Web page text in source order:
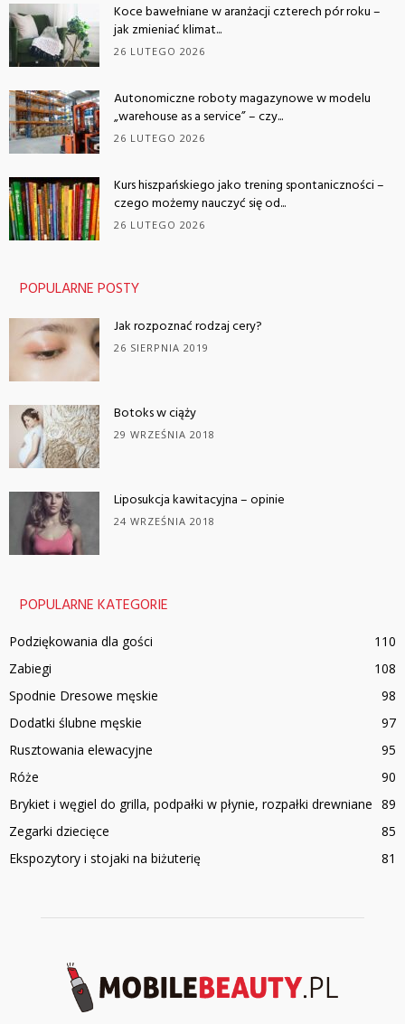
Koce bawełniane w aranżacji czterech pór roku –
jak zmieniać klimat...
26 LUTEGO 2026
Autonomiczne roboty magazynowe w modelu
„warehouse as a service” – czy...
26 LUTEGO 2026
Kurs hiszpańskiego jako trening spontaniczności –
czego możemy nauczyć się od...
26 LUTEGO 2026
POPULARNE POSTY
Jak rozpoznać rodzaj cery?
26 SIERPNIA 2019
Botoks w ciąży
29 WRZEŚNIA 2018
Liposukcja kawitacyjna – opinie
24 WRZEŚNIA 2018
POPULARNE KATEGORIE
Podziękowania dla gości
110
Zabiegi
108
Spodnie Dresowe męskie
98
Dodatki ślubne męskie
97
Rusztowania elewacyjne
95
Róże
90
Brykiet i węgiel do grilla, podpałki w płynie, rozpałki drewniane 89
Zegarki dziecięce
85
Ekspozytory i stojaki na biżuterię
81